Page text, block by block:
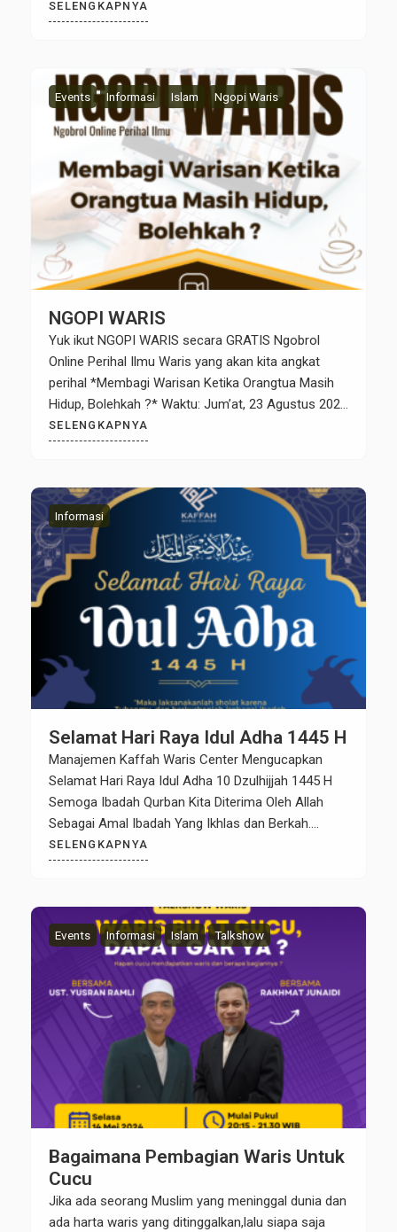
September 2025 Harga Early Bird 1: Hanya 97 ribu
2025 pukul 23.59 WIB […]
SELENGKAPNYA
Events Informasi Islam Ngopi Waris
NGOPI WARIS
Yuk ikut NGOPI WARIS secara GRATIS Ngobrol
Online Perihal Ilmu Waris yang akan kita angkat
perihal *Membagi Warisan Ketika Orangtua Masih
Hidup, Bolehkah ?* Waktu: Jum’at, 23 Agustus 2024
; Jam 20:15 – 21.00 WIB Online via Zoom bersama
video Ngopi […]
SELENGKAPNYA
Informasi
Selamat Hari Raya Idul Adha 1445 H
Manajemen Kaffah Waris Center Mengucapkan
Selamat Hari Raya Idul Adha 10 Dzulhijjah 1445 H
Semoga Ibadah Qurban Kita Diterima Oleh Allah
Sebagai Amal Ibadah Yang Ikhlas dan Berkah.
Aamiin. www.KaffahWarisCenter.com
SELENGKAPNYA
Events Informasi Islam Talkshow
Bagaimana Pembagian Waris Untuk
Cucu
Jika ada seorang Muslim yang meninggal dunia dan
ada harta waris yang ditinggalkan,lalu siapa saja